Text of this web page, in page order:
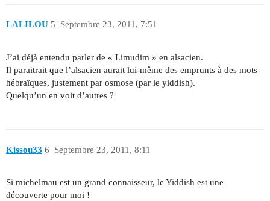
LALILOU Septembre 23, 2011, 7:51
5
J’ai déjà entendu parler de « Limudim » en alsacien.
Il paraitrait que l’alsacien aurait lui-même des emprunts à des mots
hébraïques, justement par osmose (par le yiddish).
Quelqu’un en voit d’autres ?
Kissou33 Septembre 23, 2011, 8:11
6
Si michelmau est un grand connaisseur, le Yiddish est une
découverte pour moi !